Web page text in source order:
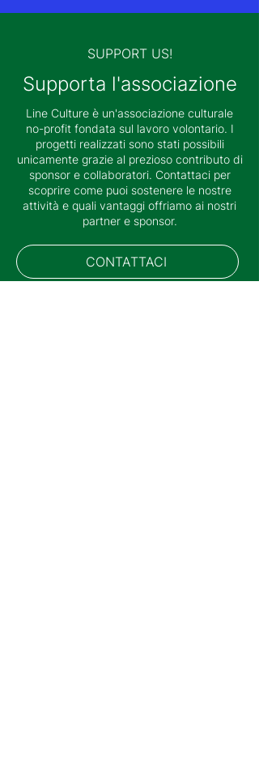
SUPPORT US!
Supporta l'associazione
Line Culture è un'associazione culturale
no-profit fondata sul lavoro volontario. I
progetti realizzati sono stati possibili
unicamente grazie al prezioso contributo di
sponsor e collaboratori. Contattaci per
scoprire come puoi sostenere le nostre
attività e quali vantaggi offriamo ai nostri
partner e sponsor.
CONTATTACI